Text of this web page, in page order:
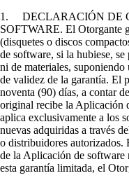
1. DECLARACIÓN DE
SOFTWARE. El Otorgante
(disquetes o discos
de software, si la hubiese,
ni de materiales,
de validez de la garantía. El
noventa (90) días, a contar
original recibe la Aplicación
aplica exclusivamente a los
nuevas adquiridas a través
o distribuidores autorizados.
de la Aplicación de software
esta garantía limitada, el